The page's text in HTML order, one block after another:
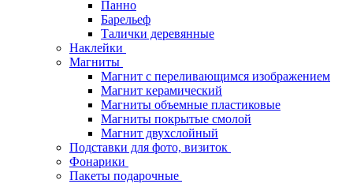
Панно
Барельеф
Талички деревянные
Наклейки
Магниты
Магнит с переливающимся изображением
Магнит керамический
Магниты объемные пластиковые
Магниты покрытые смолой
Магнит двухслойный
Подставки для фото, визиток
Фонарики
Пакеты подарочные